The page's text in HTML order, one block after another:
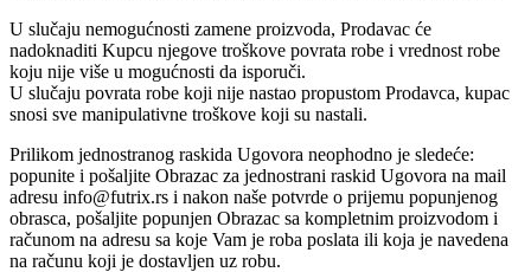
U slučaju nemogućnosti zamene proizvoda, Prodavac će
nadoknaditi Kupcu njegove troškove povrata robe i vrednost robe
koju nije više u mogućnosti da isporuči.
U slučaju povrata robe koji nije nastao propustom Prodavca, kupac
snosi sve manipulativne troškove koji su nastali.
Prilikom jednostranog raskida Ugovora neophodno je sledeće:
popunite i pošaljite Obrazac za jednostrani raskid Ugovora na mail
adresu info@futrix.rs i nakon naše potvrde o prijemu popunjenog
obrasca, pošaljite popunjen Obrazac sa kompletnim proizvodom i
računom na adresu sa koje Vam je roba poslata ili koja je navedena
na računu koji je dostavljen uz robu.